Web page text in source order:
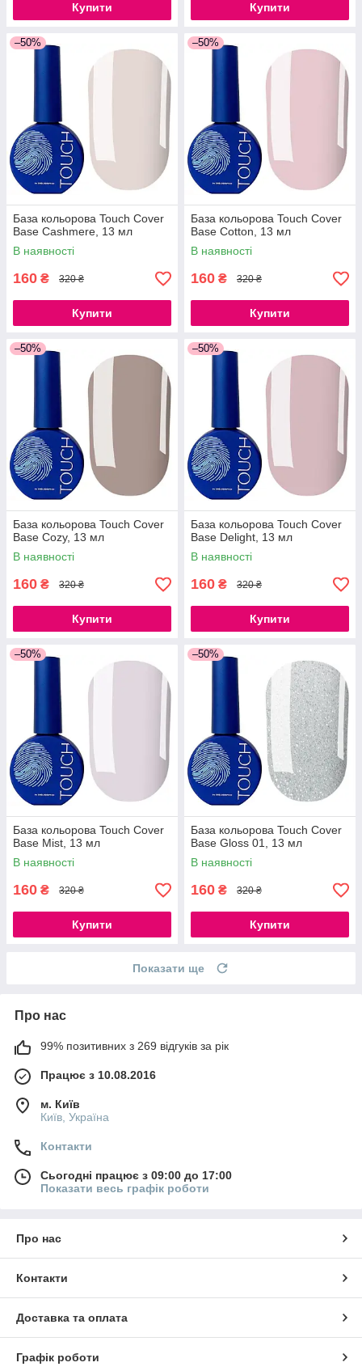
Купити Купити
–50%
База кольорова Touch Cover
Base Cashmere, 13 мл
В наявності
160 ₴ 320 ₴
Купити
–50%
База кольорова Touch Cover
Base Cotton, 13 мл
В наявності
160 ₴ 320 ₴
Купити
–50%
База кольорова Touch Cover
Base Cozy, 13 мл
В наявності
160 ₴ 320 ₴
Купити
–50%
База кольорова Touch Cover
Base Delight, 13 мл
В наявності
160 ₴ 320 ₴
Купити
–50%
База кольорова Touch Cover
Base Mist, 13 мл
В наявності
160 ₴ 320 ₴
Купити
–50%
База кольорова Touch Cover
Base Gloss 01, 13 мл
В наявності
160 ₴ 320 ₴
Купити
Показати ще
Про нас
99% позитивних з 269 відгуків за рік
Працює з 10.08.2016
м. Київ
Київ, Україна
Контакти
Сьогодні працює з 09:00 до 17:00
Показати весь графік роботи
Про нас
Контакти
Доставка та оплата
Графік роботи